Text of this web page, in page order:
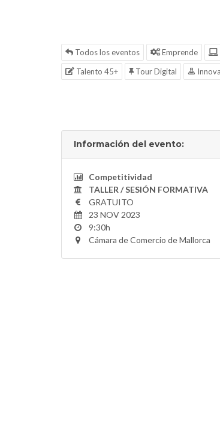
Todos los eventos Emprende
Talento 45+
Tour Digital
Información del evento:
Competitividad
TALLER / SESIÓN FORMATIVA
GRATUITO
23 NOV 2023
9:30h
Cámara de Comercio de Mallorca